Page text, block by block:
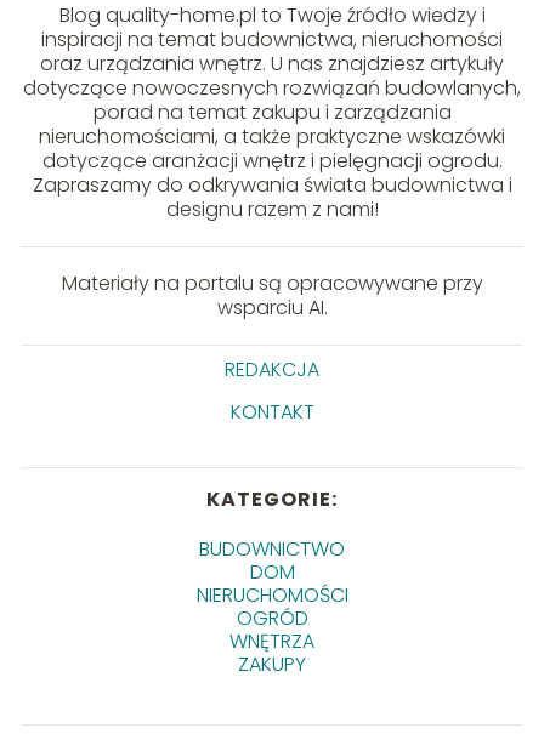
Blog quality-home.pl to Twoje źródło wiedzy i
inspiracji na temat budownictwa, nieruchomości
oraz urządzania wnętrz. U nas znajdziesz artykuły
dotyczące nowoczesnych rozwiązań budowlanych,
porad na temat zakupu i zarządzania
nieruchomościami, a także praktyczne wskazówki
dotyczące aranżacji wnętrz i pielęgnacji ogrodu.
Zapraszamy do odkrywania świata budownictwa i
designu razem z nami!
Materiały na portalu są opracowywane przy
wsparciu AI.
REDAKCJA
KONTAKT
KATEGORIE:
BUDOWNICTWO
DOM
NIERUCHOMOŚCI
OGRÓD
WNĘTRZA
ZAKUPY